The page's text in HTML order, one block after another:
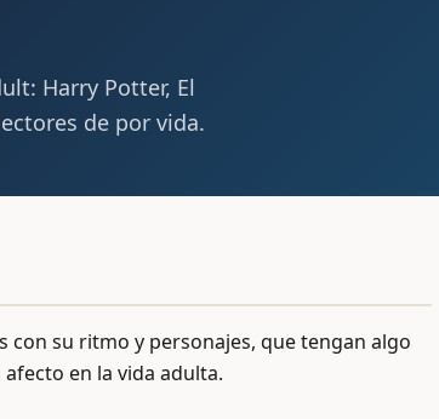
Harry Potter, El
de por vida.
con su ritmo y personajes, que tengan algo
en la vida adulta.